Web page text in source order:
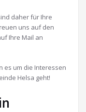
daher für Ihre
uns auf den
Ihre Mail an
es um die Interessen
Helsa geht!